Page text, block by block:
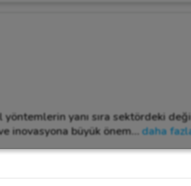
yanı sıra sektördeki
inovasyona büyük önem… daha